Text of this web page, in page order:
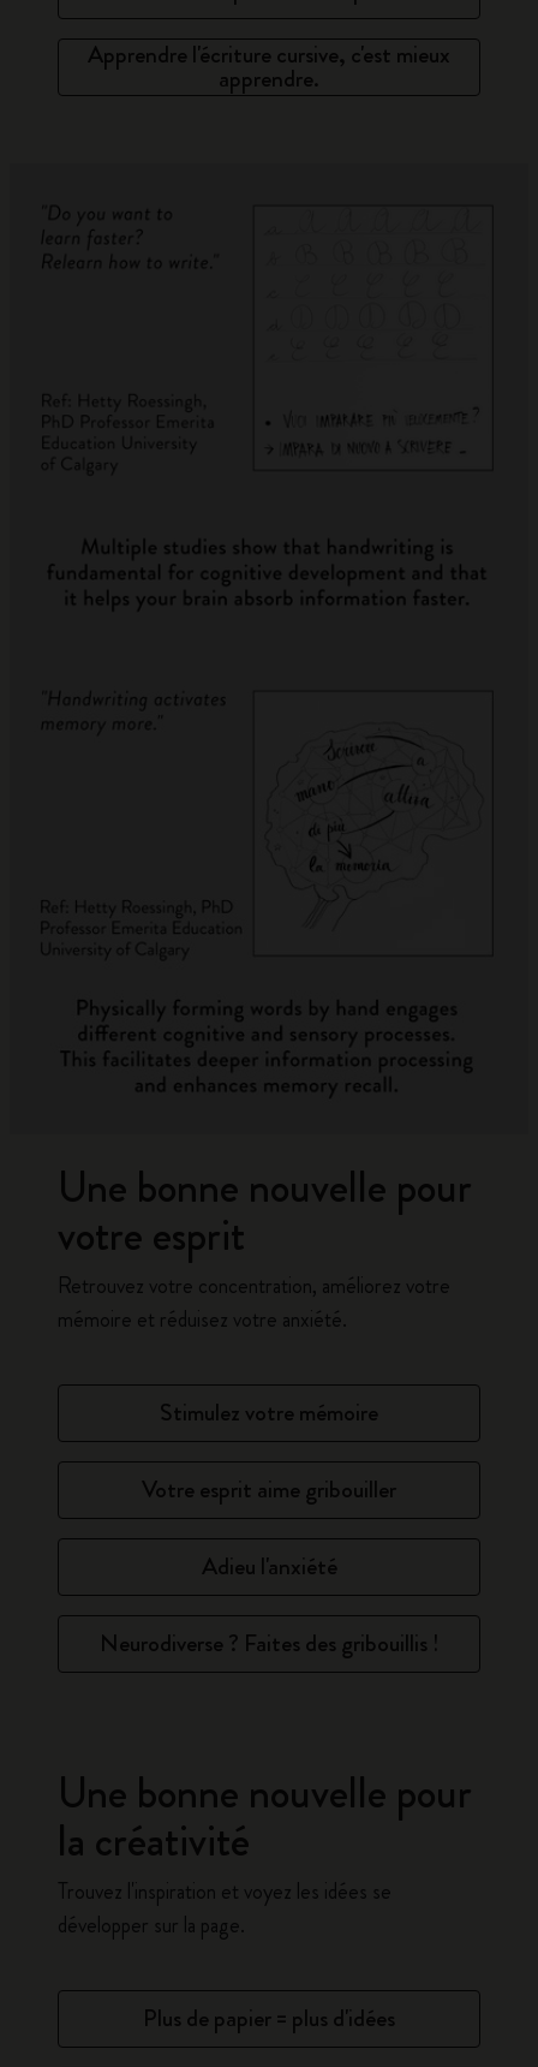
Apprendre l'écriture cursive, c'est mieux
apprendre.
Une bonne nouvelle pour
votre esprit
Retrouvez votre concentration, améliorez votre
mémoire et réduisez votre anxiété.
Stimulez votre mémoire
Votre esprit aime gribouiller
Adieu l'anxiété
Neurodiverse ? Faites des gribouillis !
Une bonne nouvelle pour
la créativité
Trouvez l'inspiration et voyez les idées se
développer sur la page.
Plus de papier = plus d'idées